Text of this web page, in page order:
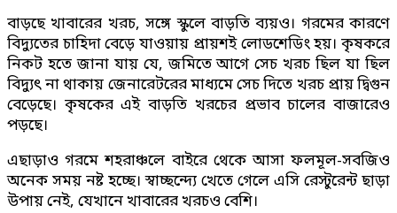
বাড়ছে খাবারের খরচ, সঙ্গে স্কুলে বাড়তি ব্যয়ও। গরমের কারণে
বিদ্যুতের চাহিদা বেড়ে যাওয়ায় প্রায়শই লোডশেডিং হয়। কৃষকরে
নিকট হতে জানা যায় যে, জমিতে আগে সেচ খরচ ছিল যা ছিল
বিদ্যুৎ না থাকায় জেনারেটরের মাধ্যমে সেচ দিতে খরচ প্রায় দ্বিগুন
বেড়েছে। কৃষকের এই বাড়তি খরচের প্রভাব চালের বাজারেও
পড়ছে।
এছাড়াও গরমে শহরাঞ্চলে বাইরে থেকে আসা ফলমূল-সবজিও
অনেক সময় নষ্ট হচ্ছে। স্বাচ্ছন্দ্যে খেতে গেলে এসি রেস্টুরেন্ট ছাড়া
উপায় নেই, যেখানে খাবারের খরচও বেশি।